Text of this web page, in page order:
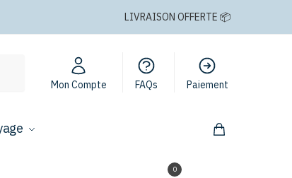
LIVRAISON OFFERTE 📦
Mon Compte FAQs Paiement
0